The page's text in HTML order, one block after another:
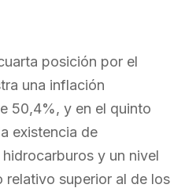
posición por el
una inflación
50,4%, y en el quinto
existencia de
y un nivel
relativo superior al de los